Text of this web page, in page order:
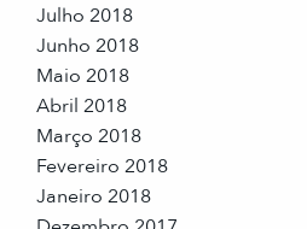
Julho 2018
Junho 2018
Maio 2018
Abril 2018
Março 2018
Fevereiro 2018
Janeiro 2018